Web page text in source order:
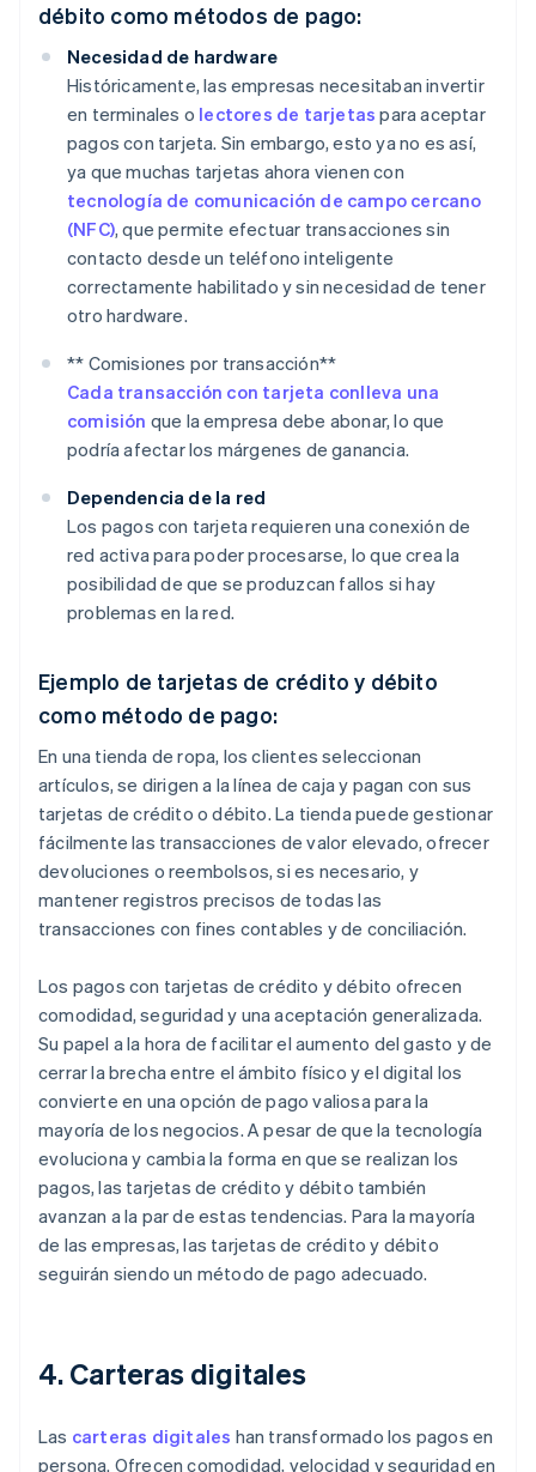
débito como métodos de pago:
Necesidad de hardware
Históricamente, las empresas necesitaban invertir
en terminales o lectores de tarjetas para aceptar
pagos con tarjeta. Sin embargo, esto ya no es así,
ya que muchas tarjetas ahora vienen con
tecnología de comunicación de campo cercano
(NFC), que permite efectuar transacciones sin
contacto desde un teléfono inteligente
correctamente habilitado y sin necesidad de tener
otro hardware.
** Comisiones por transacción**
Cada transacción con tarjeta conlleva una
comisión que la empresa debe abonar, lo que
podría afectar los márgenes de ganancia.
Dependencia de la red
Los pagos con tarjeta requieren una conexión de
red activa para poder procesarse, lo que crea la
posibilidad de que se produzcan fallos si hay
problemas en la red.
Ejemplo de tarjetas de crédito y débito
como método de pago:
En una tienda de ropa, los clientes seleccionan
artículos, se dirigen a la línea de caja y pagan con sus
tarjetas de crédito o débito. La tienda puede gestionar
fácilmente las transacciones de valor elevado, ofrecer
devoluciones o reembolsos, si es necesario, y
mantener registros precisos de todas las
transacciones con fines contables y de conciliación.
Los pagos con tarjetas de crédito y débito ofrecen
comodidad, seguridad y una aceptación generalizada.
Su papel a la hora de facilitar el aumento del gasto y de
cerrar la brecha entre el ámbito físico y el digital los
convierte en una opción de pago valiosa para la
mayoría de los negocios. A pesar de que la tecnología
evoluciona y cambia la forma en que se realizan los
pagos, las tarjetas de crédito y débito también
avanzan a la par de estas tendencias. Para la mayoría
de las empresas, las tarjetas de crédito y débito
seguirán siendo un método de pago adecuado.
4. Carteras digitales
Las carteras digitales han transformado los pagos en
persona. Ofrecen comodidad, velocidad y seguridad en